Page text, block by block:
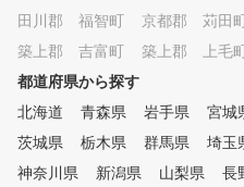
田川郡 福智町
京都郡 苅田
築上郡 吉富町
築上郡 上毛
都道府県から探す
北海道
青森県 岩手県 宮城
茨城県
栃木県 群馬県 埼玉
神奈川県
新潟県 山梨県 長